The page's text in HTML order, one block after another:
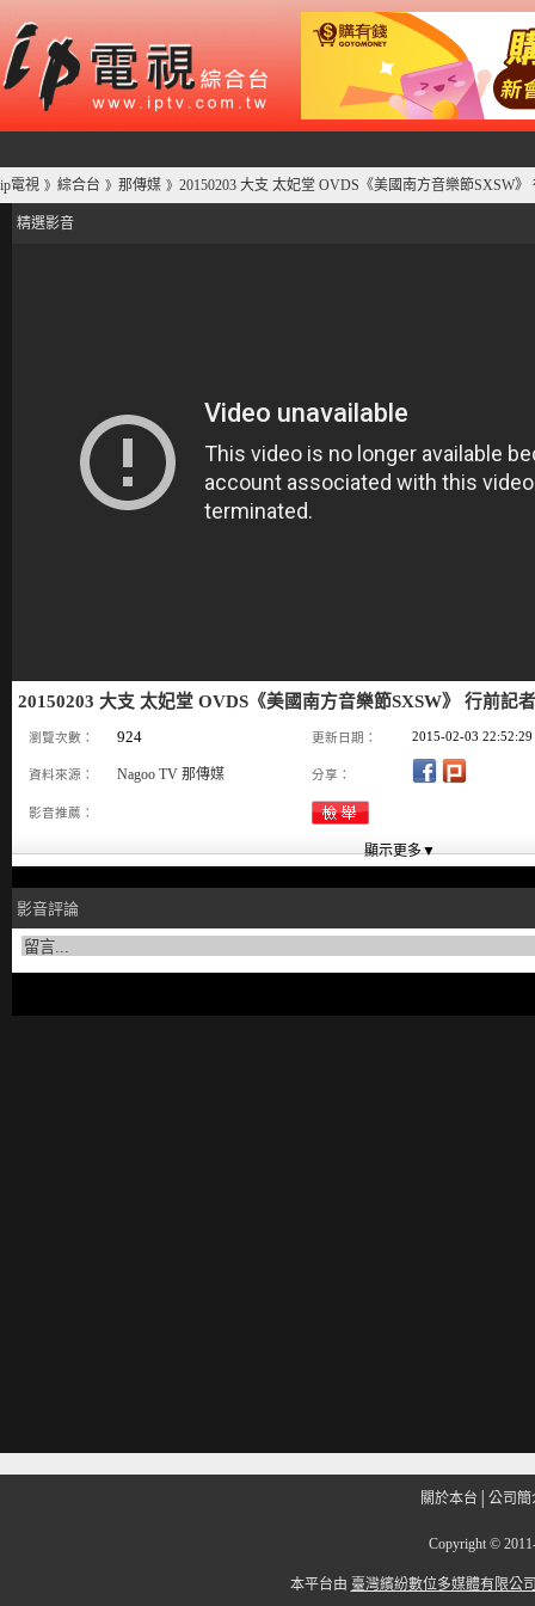
ip電視 》 綜合台 》 那傳媒 》 20150203 大支 太妃堂 OVDS《美國南方音樂節SXSW
精選影音
20150203 大支 太妃堂 OVDS《美國南方音樂節SXSW》 行前記
瀏覽次數： 924 更新日期： 2015-02-03 22:52:29
資料來源： Nagoo TV 那傳媒 分享：
影音推薦：
影音評論
關於本台 公司簡
Copyright ©
本平台由 臺灣繽紛數位多媒體有限公